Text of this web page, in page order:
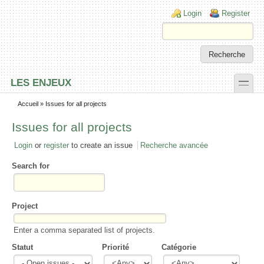
Skip to main content
Skip to search
Login links
Login Register
LES ENJEUX toggle
Secondary menu
Accueil » Issues for all projects
Issues for all projects
Login or register to create an issue Recherche avancée
Search for
Project
Enter a comma separated list of projects.
Statut
Priorité Catégorie